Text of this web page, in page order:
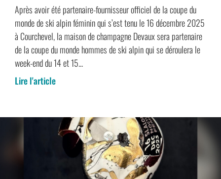
Après avoir été partenaire-fournisseur officiel de la coupe du
monde de ski alpin féminin qui s’est tenu le 16 décembre 2025
à Courchevel, la maison de champagne Devaux sera partenaire
de la coupe du monde hommes de ski alpin qui se déroulera le
week-end du 14 et 15...
Lire l'article